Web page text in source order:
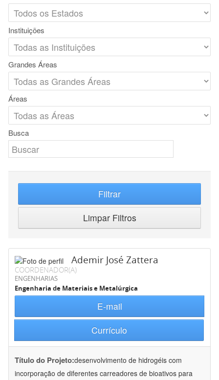
Instituições
Grandes Áreas
Áreas
Busca
Filtrar
Limpar Filtros
Ademir José Zattera
COORDENADOR(A)
ENGENHARIAS
Engenharia de Materiais e Metalúrgica
E-mail
Currículo
Título do Projeto:desenvolvimento de hidrogéis com
incorporação de diferentes carreadores de bioativos para